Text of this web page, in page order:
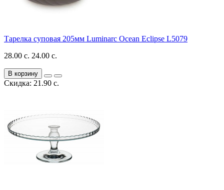
Тарелка суповая 205мм Luminarc Ocean Eclipse L5079
28.00 с. 24.00 с.
В корзину
Скидка: 21.90 с.